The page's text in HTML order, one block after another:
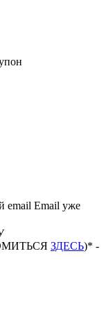
email Email уже
ЗДЕСЬ)* -